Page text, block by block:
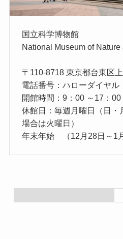
国立科学博物館
National Museum of
〒110-8718 東京都台東区
電話番号：ハローダイヤル
開館時間：9：00 ～17：00
休館日：毎週月曜日（日・
場合は火曜日）
年末年始 （12月28日～1